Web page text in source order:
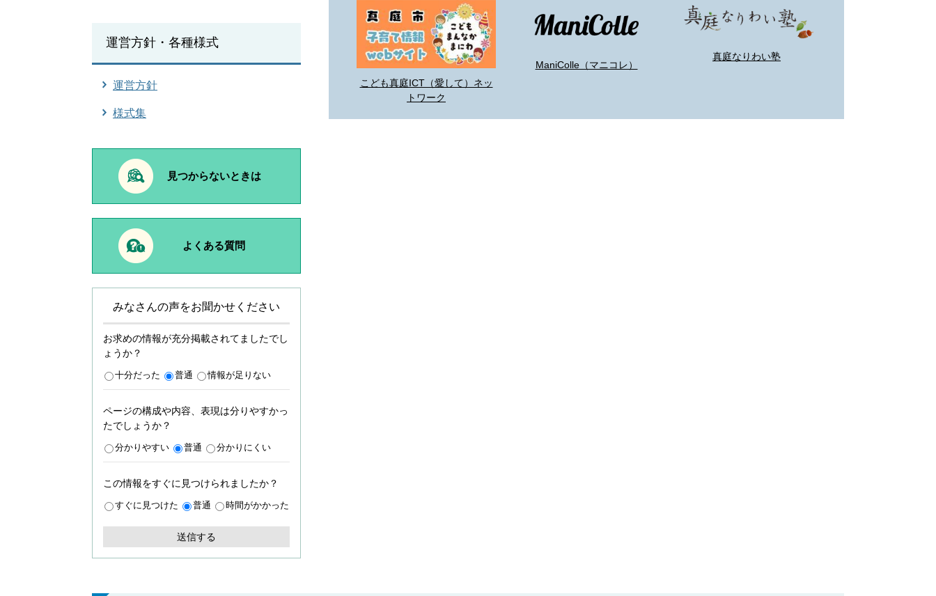
こども真庭ICT（愛して）ネッ
トワーク
ManiColle（マニコレ）
真庭なりわい塾
運営方針・各種様式
運営方針
様式集
見つからないときは
よくある質問
みなさんの声をお聞かせください
お求めの情報が充分掲載されてましたでし
ょうか？
十分だった 普通 情報が足りない
ページの構成や内容、表現は分りやすかっ
たでしょうか？
分かりやすい 普通 分かりにくい
この情報をすぐに見つけられましたか？
すぐに見つけた 普通 時間がかかった